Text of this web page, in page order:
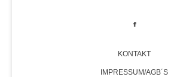
KONTAKT
IMPRESSUM/AGB´S